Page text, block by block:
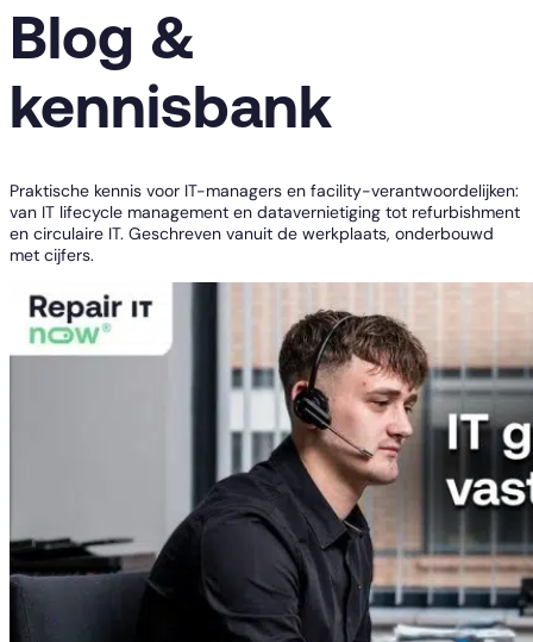
Blog &
kennisbank
Praktische kennis voor IT-managers en facility-verantwoordelijken:
van IT lifecycle management en datavernietiging tot refurbishment
en circulaire IT. Geschreven vanuit de werkplaats, onderbouwd
met cijfers.